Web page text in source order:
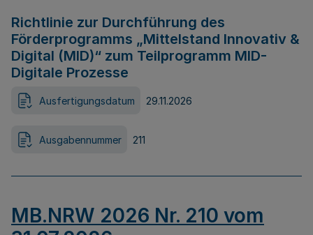
Richtlinie zur Durchführung des
Förderprogramms „Mittelstand Innovativ &
Digital (MID)“ zum Teilprogramm MID-
Digitale Prozesse
Ausfertigungsdatum 29.11.2026
Ausgabennummer 211
MB.NRW 2026 Nr. 210 vom